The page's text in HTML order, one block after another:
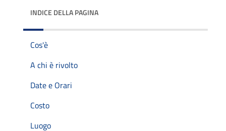
INDICE DELLA PAGINA
Cos'è
A chi è rivolto
Date e Orari
Costo
Luogo